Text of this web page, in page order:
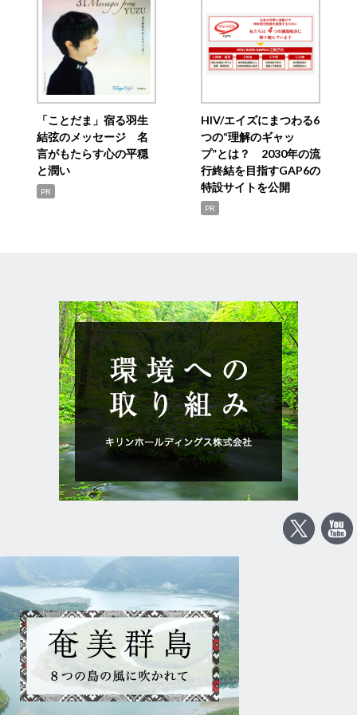
「ことだま」宿る羽生
結弦のメッセージ 名
言がもたらす心の平穏
と潤い
PR
HIV/エイズにまつわる6
つの“理解のギャッ
プ”とは？ 2030年の流
行終結を目指すGAP6の
特設サイトを公開
PR